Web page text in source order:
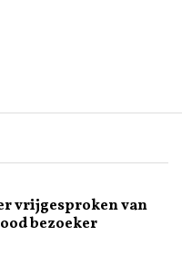
vrijgesproken van
bezoeker